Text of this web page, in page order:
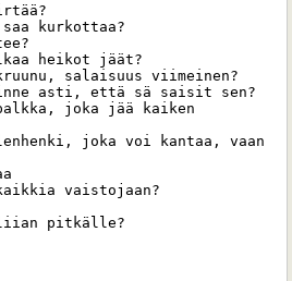
kurkottaa?
heikot jäät?
salaisuus viimeinen?
asti, että sä saisit sen?
joka jää kaiken
joka voi kantaa, vaan
vaistojaan?
pitkälle?